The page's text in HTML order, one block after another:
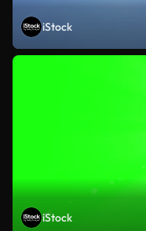
iStock
iStock